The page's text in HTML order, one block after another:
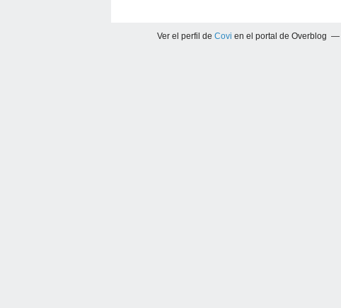
Ver el perfil de Covi en el portal de Overblog